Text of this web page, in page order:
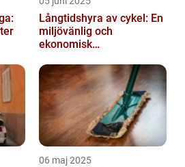
Långtidshyra av cykel: En
miljövänlig och
ekonomisk
06 maj 2025